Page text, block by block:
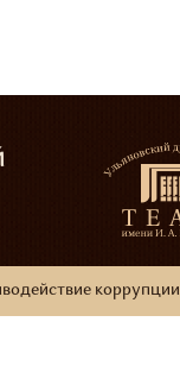
коррупции